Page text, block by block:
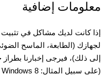
معلومات إضافية
إذا كانت لديك مشاكل في تثبيت
لجهازك (الطابعة، الماسح
إلى ذلك)، فيرجى إخبارنا